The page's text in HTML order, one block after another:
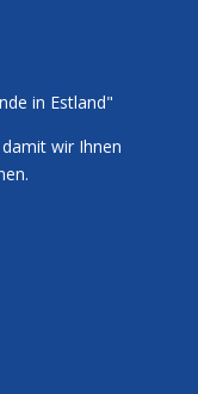
in Estland"
wir Ihnen